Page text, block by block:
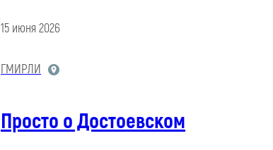
15 июня 2026
ГМИРЛИ
Просто о Достоевском